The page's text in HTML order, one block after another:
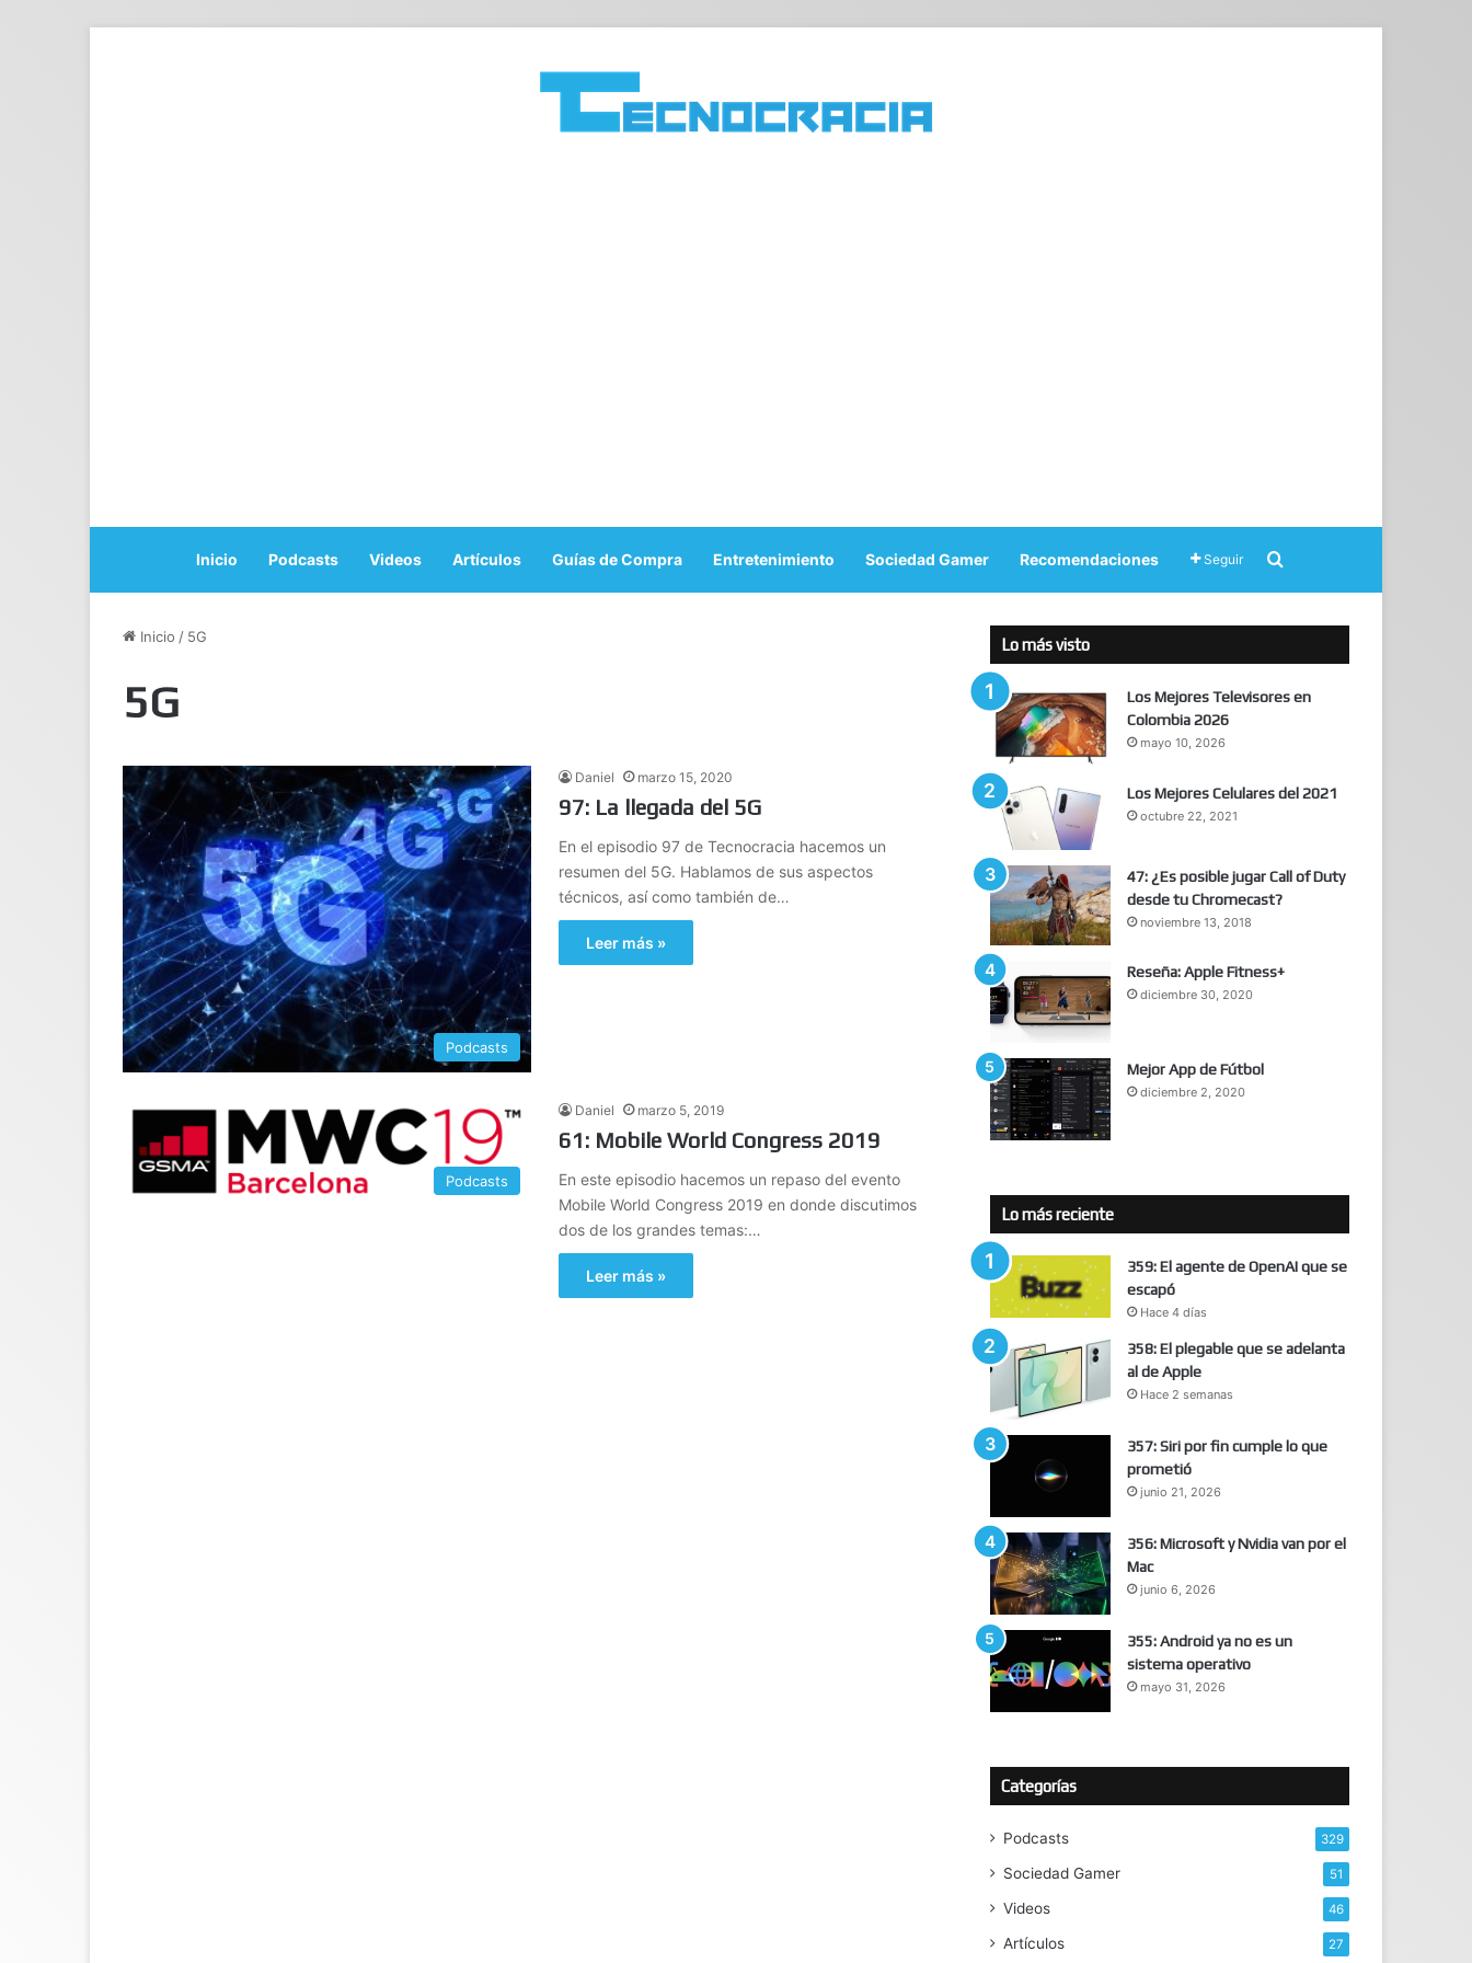
Inicio Podcasts Videos Artículos Guías de Compra Entretenimiento Sociedad Gamer Recomendaciones Seguir
Inicio / 5G
5G
Podcasts
Daniel marzo 15, 2020
97: La llegada del 5G
En el episodio 97 de Tecnocracia hacemos un
resumen del 5G. Hablamos de sus aspectos
técnicos, así como también de…
Leer más »
Podcasts
Daniel marzo 5, 2019
61: Mobile World Congress 2019
En este episodio hacemos un repaso del evento
Mobile World Congress 2019 en donde discutimos
dos de los grandes temas:…
Leer más »
Lo más visto
Los Mejores Televisores en
Colombia 2026
mayo 10, 2026
Los Mejores Celulares del 2021
octubre 22, 2021
47: ¿Es posible jugar Call of Duty
desde tu Chromecast?
noviembre 13, 2018
Reseña: Apple Fitness+
diciembre 30, 2020
Mejor App de Fútbol
diciembre 2, 2020
Lo más reciente
359: El agente de OpenAI que se
escapó
Hace 4 días
358: El plegable que se adelanta
al de Apple
Hace 2 semanas
357: Siri por fin cumple lo que
prometió
junio 21, 2026
356: Microsoft y Nvidia van por el
Mac
junio 6, 2026
355: Android ya no es un
sistema operativo
mayo 31, 2026
Categorías
Podcasts 329
Sociedad Gamer 51
Videos 46
Artículos 27